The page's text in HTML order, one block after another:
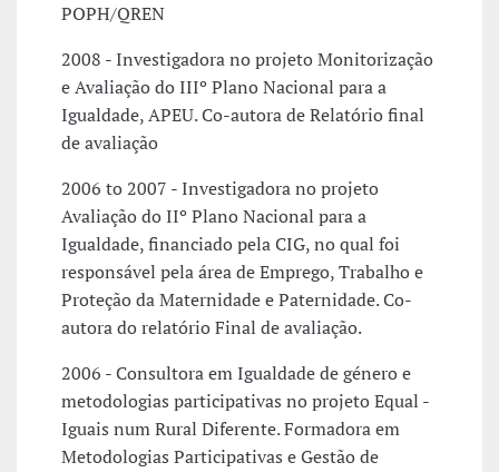
POPH/QREN
2008 - Investigadora no projeto Monitorização
e Avaliação do IIIº Plano Nacional para a
Igualdade, APEU. Co-autora de Relatório final
de avaliação
2006 to 2007 - Investigadora no projeto
Avaliação do IIº Plano Nacional para a
Igualdade, financiado pela CIG, no qual foi
responsável pela área de Emprego, Trabalho e
Proteção da Maternidade e Paternidade. Co-
autora do relatório Final de avaliação.
2006 - Consultora em Igualdade de género e
metodologias participativas no projeto Equal -
Iguais num Rural Diferente. Formadora em
Metodologias Participativas e Gestão de